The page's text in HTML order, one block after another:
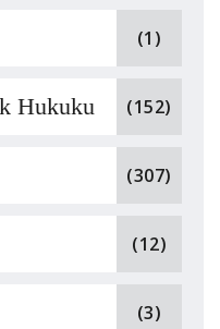
(1)
Hukuku (152)
(307)
(12)
(3)